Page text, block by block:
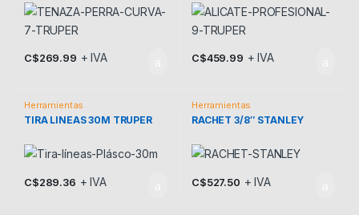
C$269.99 + IVA C$459.99 + IVA
Herramientas
TIRA LINEAS 30M TRUPER
C$289.36 + IVA
Herramientas
RACHET 3/8″ STANLEY
C$527.50 + IVA